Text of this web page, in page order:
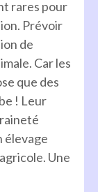
rares pour
Prévoir
de
Car les
que des
! Leur
élevage
Une